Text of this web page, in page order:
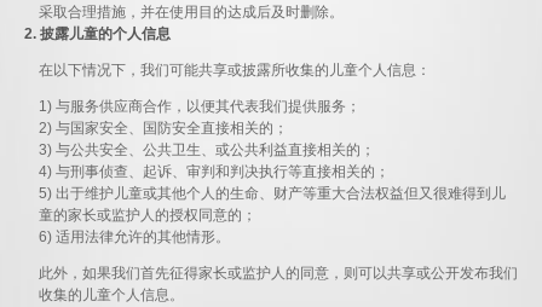
采取合理措施，并在使用目的达成后及时删除。
2. 披露儿童的个人信息
在以下情况下，我们可能共享或披露所收集的儿童个人信息：
1) 与服务供应商合作，以便其代表我们提供服务；
2) 与国家安全、国防安全直接相关的；
3) 与公共安全、公共卫生、或公共利益直接相关的；
4) 与刑事侦查、起诉、审判和判决执行等直接相关的；
5) 出于维护儿童或其他个人的生命、财产等重大合法权益但又很难得到儿
童的家长或监护人的授权同意的；
6) 适用法律允许的其他情形。
此外，如果我们首先征得家长或监护人的同意，则可以共享或公开发布我们
收集的儿童个人信息。